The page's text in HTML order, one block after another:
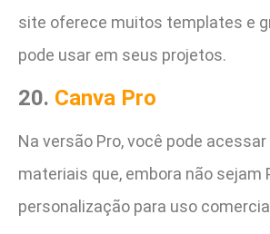
site oferece muitos templates e
pode usar em seus projetos.
20. Canva Pro
Na versão Pro, você pode
materiais que, embora não sejam
personalização para uso